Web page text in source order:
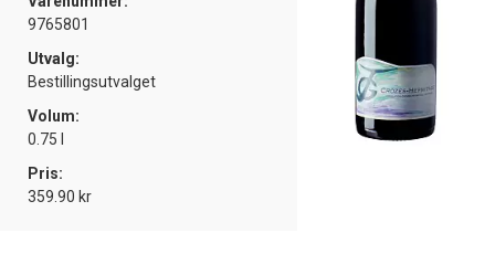
9765801
Utvalg:
Bestillingsutvalget
Volum:
0.75 l
Pris:
359.90 kr